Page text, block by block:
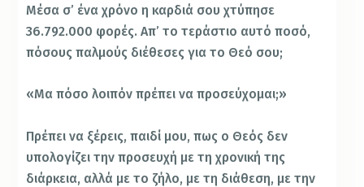
Μέσα σ’ ένα χρόνο η καρδιά σου χτύπησε
36.792.000 φορές. Απ’ το τεράστιο αυτό ποσό,
πόσους παλμούς διέθεσες για το Θεό σου;
«Μα πόσο λοιπόν πρέπει να προσεύχομαι;»
Πρέπει να ξέρεις, παιδί μου, πως ο Θεός δεν
υπολογίζει την προσευχή με τη χρονική της
διάρκεια, αλλά με το ζήλο, με τη διάθεση, με την